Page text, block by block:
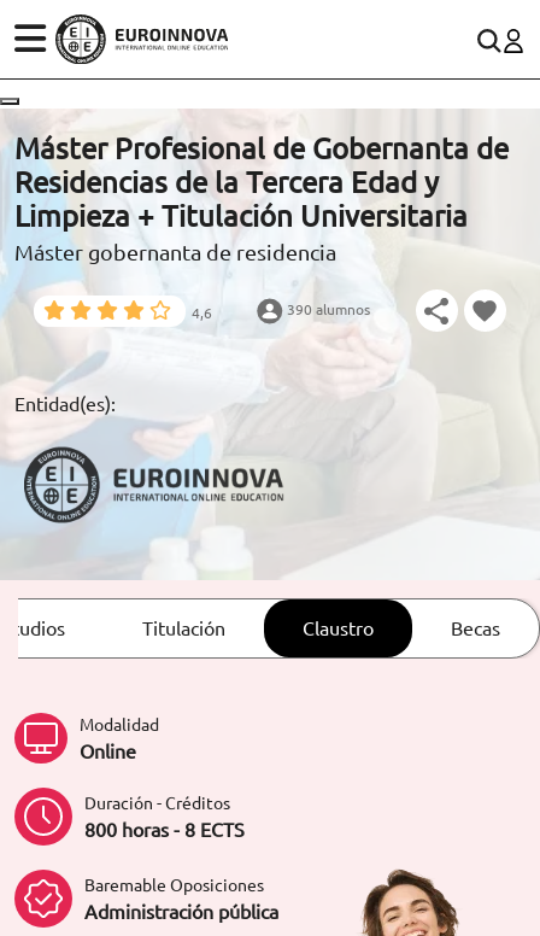
ÁREAS
ESTUDIOS
CONOCE EUROINNOVA
BECAS Y FINANCIACIÓN
RECURSOS EDUCATIVOS
ARTÍCULOS
CONTACTO
(+34)958 050 200 (gratuito en España)
900 831 200
formacion@euroinnova.com
TRABAJA CON NOSOTROS
Máster Profesional de Gobernanta de
Residencias de la Tercera Edad y
Limpieza + Titulación Universitaria
Máster gobernanta de residencia
4,6 390 alumnos
Entidad(es):
Titulación Claustro Becas
Modalidad
Online
Duración - Créditos
800 horas - 8 ECTS
Baremable Oposiciones
Administración pública